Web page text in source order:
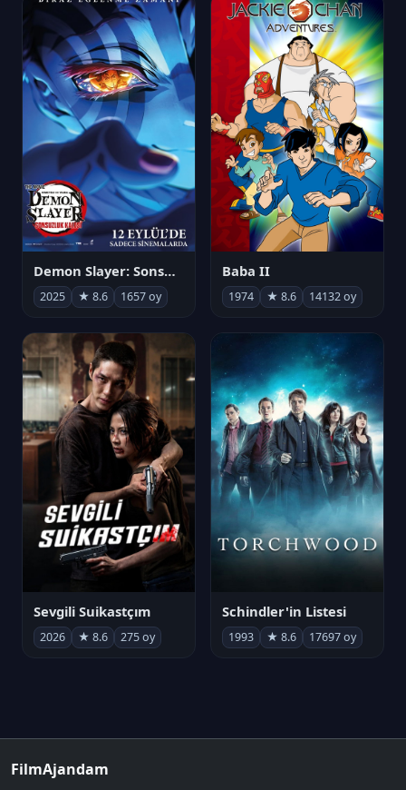
Demon Slayer: Sonsuzluk Kalesi
2025 ★ 8.6 1657 oy
Baba II
1974 ★ 8.6 14132 oy
Sevgili Suikastçım
2026 ★ 8.6 275 oy
Schindler'in Listesi
1993 ★ 8.6 17697 oy
FilmAjandam